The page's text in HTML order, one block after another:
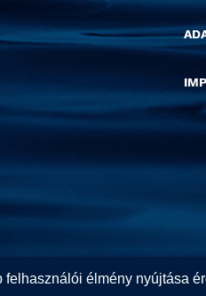
élmény nyújtása